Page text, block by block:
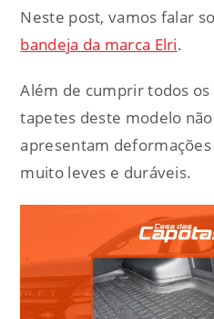
Neste post, vamos falar
bandeja da marca Elri.
Além de cumprir todos
tapetes deste modelo
apresentam
muito leves e duráveis.